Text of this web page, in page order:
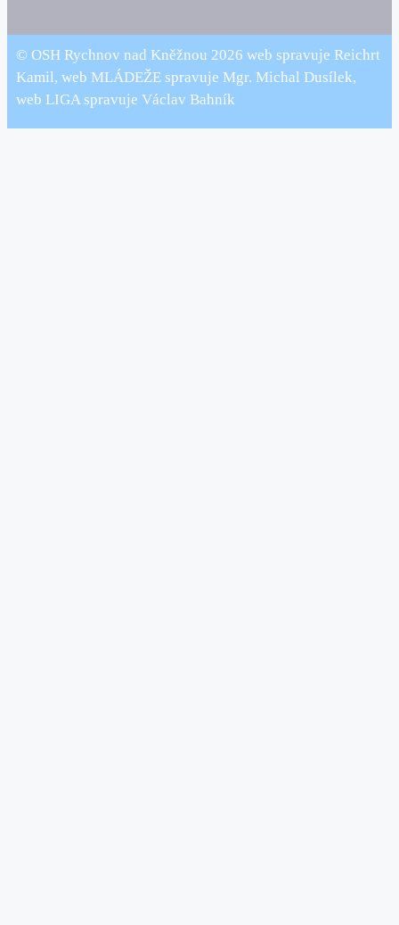
© OSH Rychnov nad Kněžnou 2026 web spravuje Reichrt
Kamil, web MLÁDEŽE spravuje Mgr. Michal Dusílek,
web LIGA spravuje Václav Bahník